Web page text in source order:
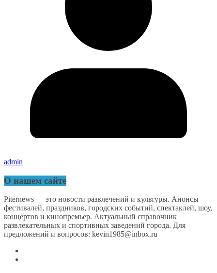
admin
О нашем сайте
Piternews — это новости развлечений и культуры. Анонсы
фестивалей, праздников, городских событий, спектаклей, шоу,
концертов и кинопремьер. Актуальный справочник
развлекательных и спортивных заведений города. Для
предложений и вопросов: kevin1985@inbox.ru